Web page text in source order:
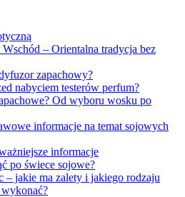
– Orientalna tradycja bez
zapachowy?
nabyciem testerów perfum?
Od wyboru wosku po
informacje na temat sojowych
informacje
po świece sojowe?
– jakie ma zalety i jakiego rodzaju